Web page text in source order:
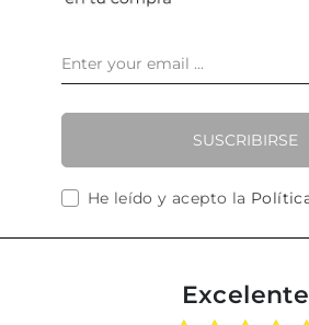
SUSCRIBIRSE
He leído y acepto la
Excelente